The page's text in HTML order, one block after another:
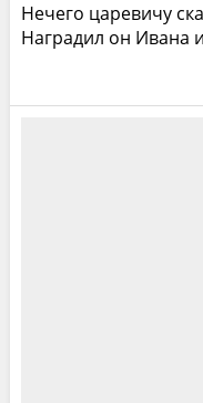
Нечего царевичу
Наградил он Ивана